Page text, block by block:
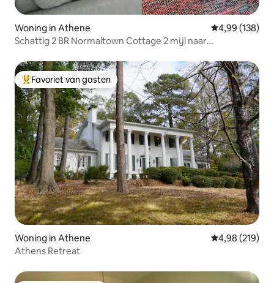
Woning in Athene Gemiddelde
4,99 (138)
Schattig 2 BR Normaltown Cottage 2 mijl naar
Topfavoriet van gasten
Favoriet van gasten
Woning in Athene Gemiddelde
4,98 (219)
Athens Retreat